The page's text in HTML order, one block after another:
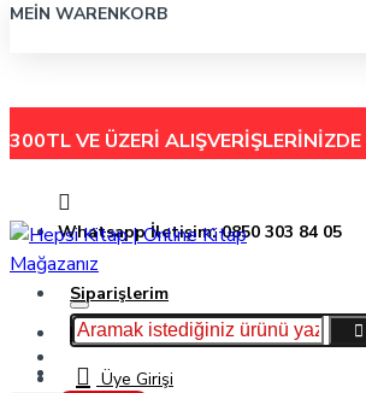
MEIN WARENKORB
300TL VE ÜZERİ ALIŞVERİŞLERİNİZDE
Whatsapp İletişim: 0850 303 84 05
Siparişlerim
Hakkımızda
İletişimÜye Girişi